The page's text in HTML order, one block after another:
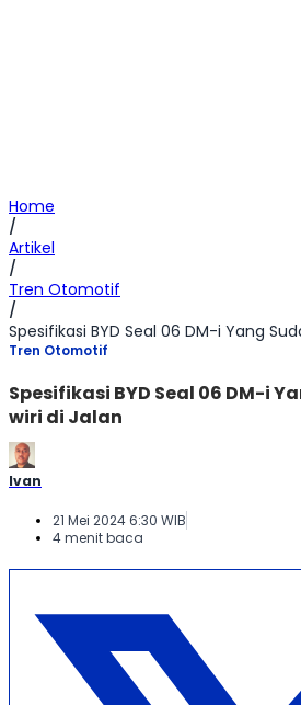
Home
/
Artikel
/
Tren Otomotif
/
Spesifikasi BYD Seal 06 DM-i Yang
Tren Otomotif
Spesifikasi BYD Seal 06 DM-i
wiri di Jalan
Ivan
21 Mei 2024 6:30 WIB
4 menit baca